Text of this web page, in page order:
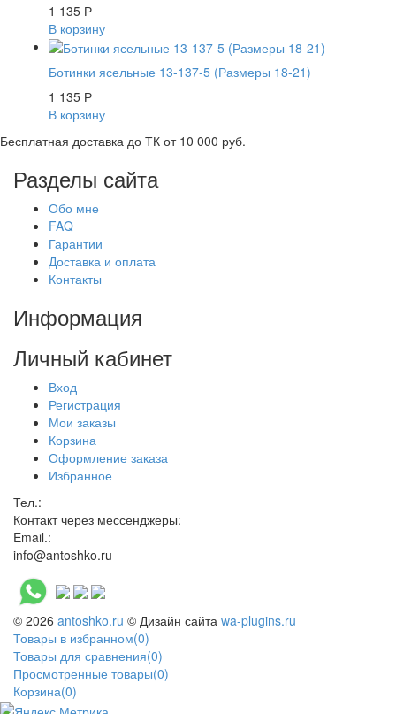
1 135 Р
В корзину
Ботинки ясельные 13-137-5 (Размеры 18-21)
1 135 Р
В корзину
Бесплатная доставка до ТК от 10 000 руб.
Разделы сайта
Обо мне
FAQ
Гарантии
Доставка и оплата
Контакты
Информация
Личный кабинет
Вход
Регистрация
Мои заказы
Корзина
Оформление заказа
Избранное
Тел.:
Контакт через мессенджеры:
Email.:
info@antoshko.ru
© 2026 antoshko.ru © Дизайн сайта wa-plugins.ru
Товары в избранном(0)
Товары для сравнения(0)
Просмотренные товары(0)
Корзина(0)